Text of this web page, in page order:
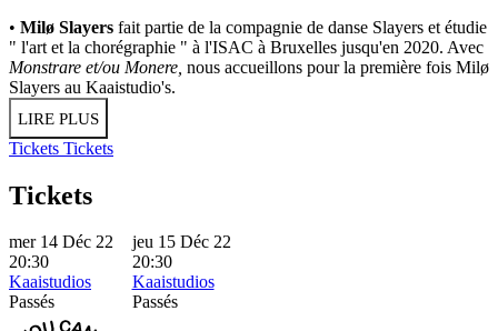
• Milø Slayers fait partie de la compagnie de danse Slayers et étudie
" l'art et la chorégraphie " à l'ISAC à Bruxelles jusqu'en 2020. Avec
Monstrare et/ou Monere, nous accueillons pour la première fois Milø
Slayers au Kaaistudio's.
LIRE PLUS
Tickets Tickets
Tickets
mer 14 Déc 22
20:30
Kaaistudios
Passés
jeu 15 Déc 22
20:30
Kaaistudios
Passés